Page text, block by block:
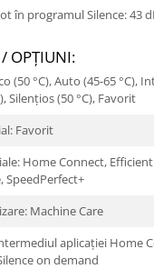
în programul Silence: 43
OPŢIUNI:
(50 °C), Auto (45-65 °C),
Silențios (50 °C), Favorit
Favorit
Home Connect,
SpeedPerfect+
Machine Care
aplicației Home
on demand